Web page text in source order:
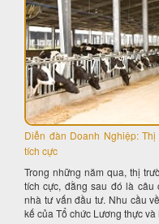
Diễn đàn Doanh Nghiệp:
tích cực
Trong những năm qua, thị
tích cực, đằng sau đó là câu
nhà tư vấn đầu tư. Nhu cầu
kế của Tổ chức Lương thực